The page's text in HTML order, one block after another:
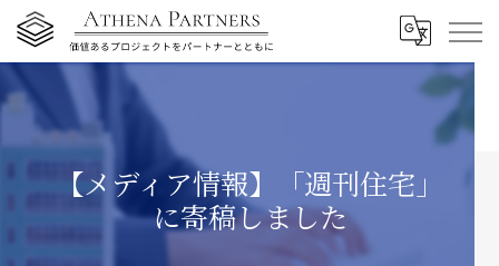
【メディア情報】「週刊住宅」
に寄稿しました